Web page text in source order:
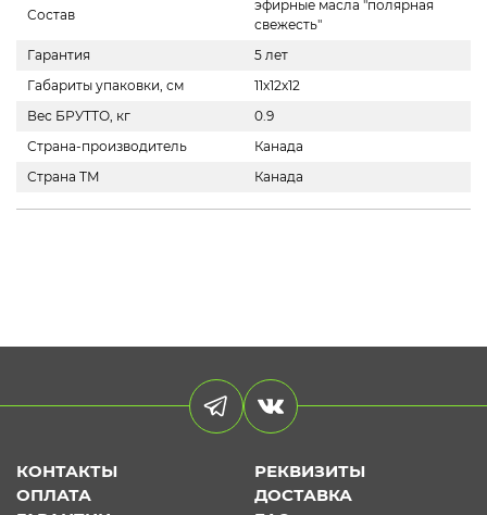
Состав
эфирные масла "полярная
свежесть"
Гарантия
5 лет
Габариты упаковки, см
11х12х12
Вес БРУТТО, кг
0.9
Страна-производитель
Канада
Страна ТМ
Канада
КОНТАКТЫ
РЕКВИЗИТЫ
ОПЛАТА
ДОСТАВКА